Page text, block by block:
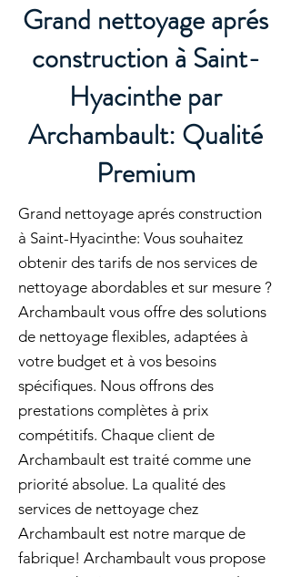
Grand nettoyage aprés
construction à Saint-
Hyacinthe par
Archambault: Qualité
Premium
Grand nettoyage aprés construction
à Saint-Hyacinthe: Vous souhaitez
obtenir des tarifs de nos services de
nettoyage abordables et sur mesure ?
Archambault vous offre des solutions
de nettoyage flexibles, adaptées à
votre budget et à vos besoins
spécifiques. Nous offrons des
prestations complètes à prix
compétitifs. Chaque client de
Archambault est traité comme une
priorité absolue. La qualité des
services de nettoyage chez
Archambault est notre marque de
fabrique! Archambault vous propose